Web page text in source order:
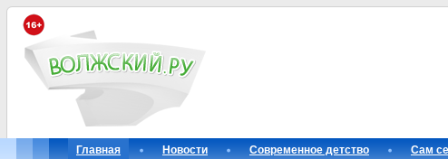
Главная Новости Современное детство Сам